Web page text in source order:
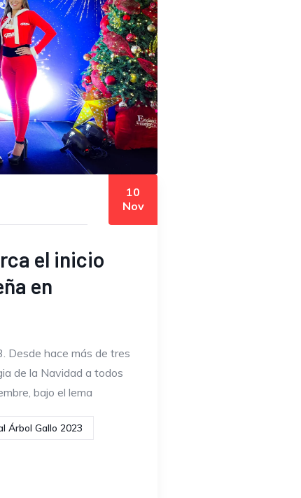
10
Nov
el inicio
en
Desde hace más de tres
de la Navidad a todos
bajo el lema
Árbol Gallo 2023